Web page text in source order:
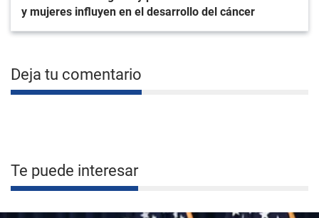
y mujeres influyen en el desarrollo del cáncer
Deja tu comentario
Te puede interesar